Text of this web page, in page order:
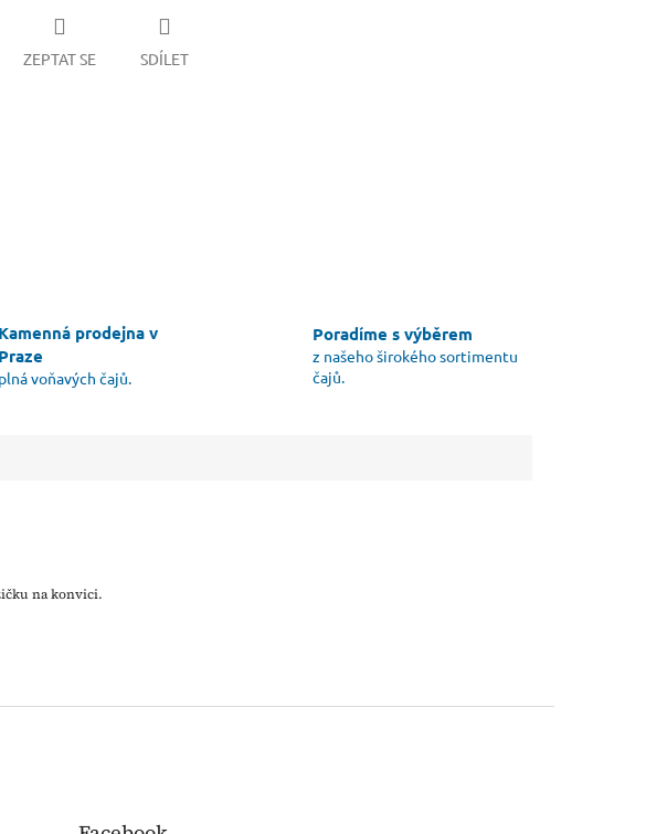
ZEPTAT SE SDÍLET
Kamenná prodejna v
Praze
plná voňavých čajů.
Poradíme s výběrem
z našeho širokého sortimentu
čajů.
na konvici.